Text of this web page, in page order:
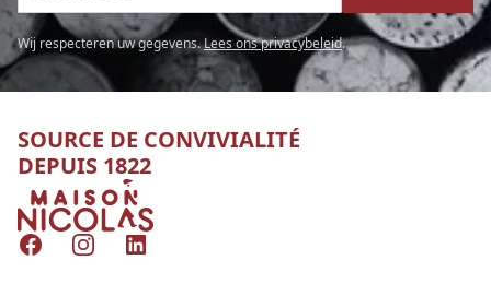
Wij respecteren uw gegevens.Lees ons privacybeleid.
SOURCE DE CONVIVIALITÉ
DEPUIS 1822
Nicolas
FacebookInstagramLinkedIn